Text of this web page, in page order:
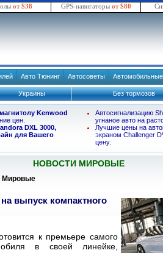
от $38 GPS-навигаторы от $80
Авто Тюнинг Автосоветы
Украины Без тормозов
Kenwood
цен.
DXL 3000,
для Вашего
Автосигнализацию
угнаное авто на
Лучшие цены на
экраном Challenger
цену.
НОВОСТИ МИРОВЫЕ
Мировые
выпуск компактного
к премьере самого
в своей линейке,